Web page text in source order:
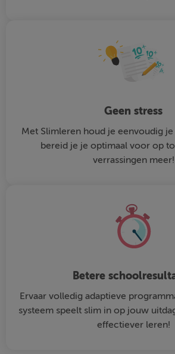
Geen stress
Met Slimleren houd je eenvoudig
bereid je je optimaal voor op
verrassingen meer!
Betere
Ervaar volledig adaptieve
systeem speelt slim in op jouw
effectiever leren!